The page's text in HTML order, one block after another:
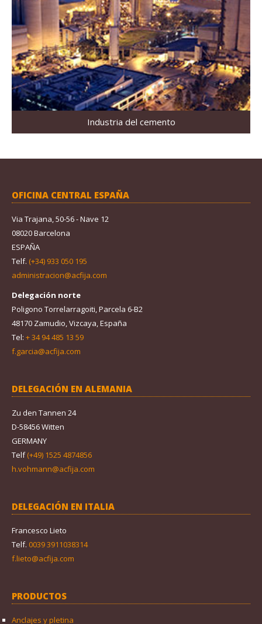
Industria del cemento
OFICINA CENTRAL ESPAÑA
Via Trajana, 50-56 - Nave 12
08020 Barcelona
ESPAÑA
Telf. (+34) 933 050 195
administracion@acfija.com
Delegación norte
Poligono Torrelarragoiti, Parcela 6-B2
48170 Zamudio, Vizcaya, España
Tel: + 34 94 485 13 59
f.garcia@acfija.com
DELEGACIÓN EN ALEMANIA
Zu den Tannen 24
D-58456 Witten
GERMANY
Telf(+49) 1525 4874856
h.vohmann@acfija.com
DELEGACIÓN EN ITALIA
Francesco Lieto
Telf. 0039 3911038314
f.lieto@acfija.com
PRODUCTOS
Anclajes y pletina